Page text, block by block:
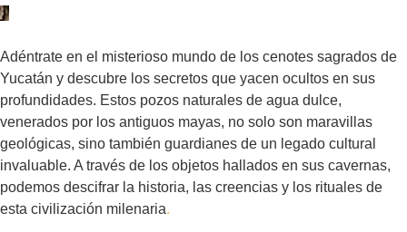
Adéntrate en el misterioso mundo de los cenotes sagrados de
Yucatán y descubre los secretos que yacen ocultos en sus
profundidades. Estos pozos naturales de agua dulce,
venerados por los antiguos mayas, no solo son maravillas
geológicas, sino también guardianes de un legado cultural
invaluable. A través de los objetos hallados en sus cavernas,
podemos descifrar la historia, las creencias y los rituales de
esta civilización milenaria.